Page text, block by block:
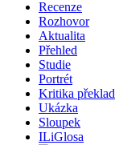
Recenze
Rozhovor
Aktualita
Přehled
Studie
Portrét
Kritika
Ukázka
Sloupek
ILiGlosa